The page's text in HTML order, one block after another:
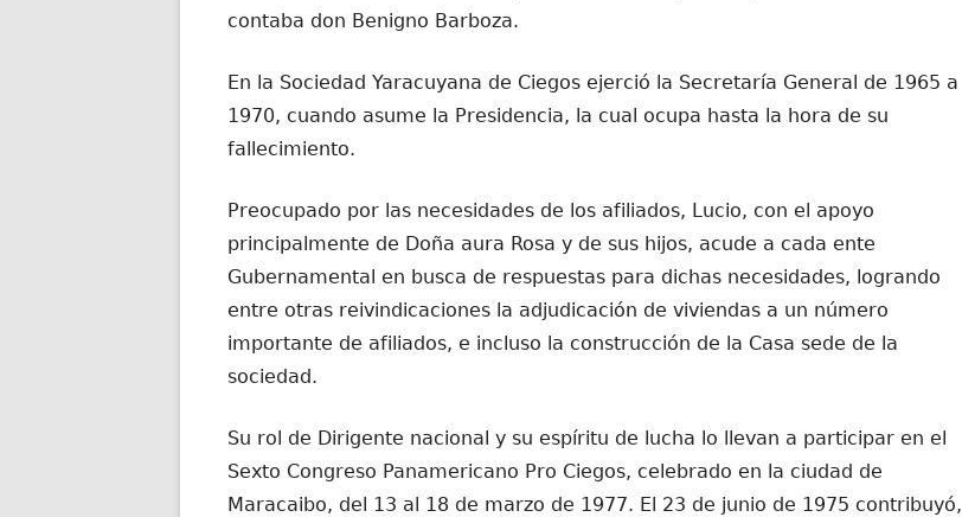
contaba don Benigno Barboza.
En la Sociedad Yaracuyana de Ciegos ejerció la Secretaría General de 1965 a
1970, cuando asume la Presidencia, la cual ocupa hasta la hora de su
fallecimiento.
Preocupado por las necesidades de los afiliados, Lucio, con el apoyo
principalmente de Doña aura Rosa y de sus hijos, acude a cada ente
Gubernamental en busca de respuestas para dichas necesidades, logrando
entre otras reivindicaciones la adjudicación de viviendas a un número
importante de afiliados, e incluso la construcción de la Casa sede de la
sociedad.
Su rol de Dirigente nacional y su espíritu de lucha lo llevan a participar en el
Sexto Congreso Panamericano Pro Ciegos, celebrado en la ciudad de
Maracaibo, del 13 al 18 de marzo de 1977. El 23 de junio de 1975 contribuyó,